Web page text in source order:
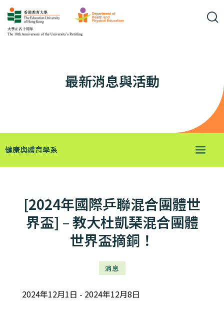
最新消息與活動
健康與體育學系
[2024年國際乒聯混合團體世
界盃] – 教大杜凱琹混合團體
世界盃摘銅！
消息
2024年12月1日 2024年12月8日